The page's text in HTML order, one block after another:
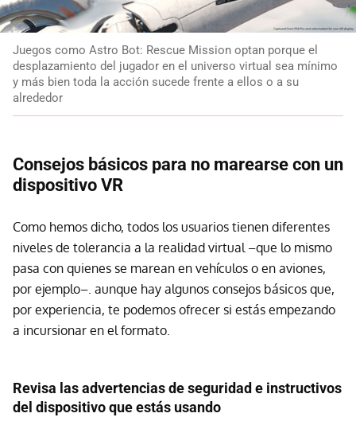
Juegos como Astro Bot: Rescue Mission optan porque el
desplazamiento del jugador en el universo virtual sea mínimo
y más bien toda la acción sucede frente a ellos o a su
alrededor
Consejos básicos para no marearse con un
dispositivo VR
Como hemos dicho, todos los usuarios tienen diferentes
niveles de tolerancia a la realidad virtual –que lo mismo
pasa con quienes se marean en vehículos o en aviones,
por ejemplo–. aunque hay algunos consejos básicos que,
por experiencia, te podemos ofrecer si estás empezando
a incursionar en el formato.
Revisa las advertencias de seguridad e instructivos
del dispositivo que estás usando